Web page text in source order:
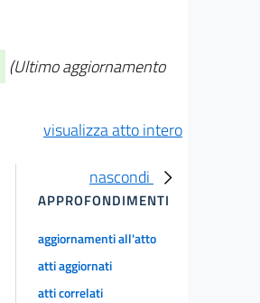
(Ultimo aggiornamento
visualizza atto intero
nascondi
APPROFONDIMENTI
aggiornamenti all'atto
atti aggiornati
atti correlati